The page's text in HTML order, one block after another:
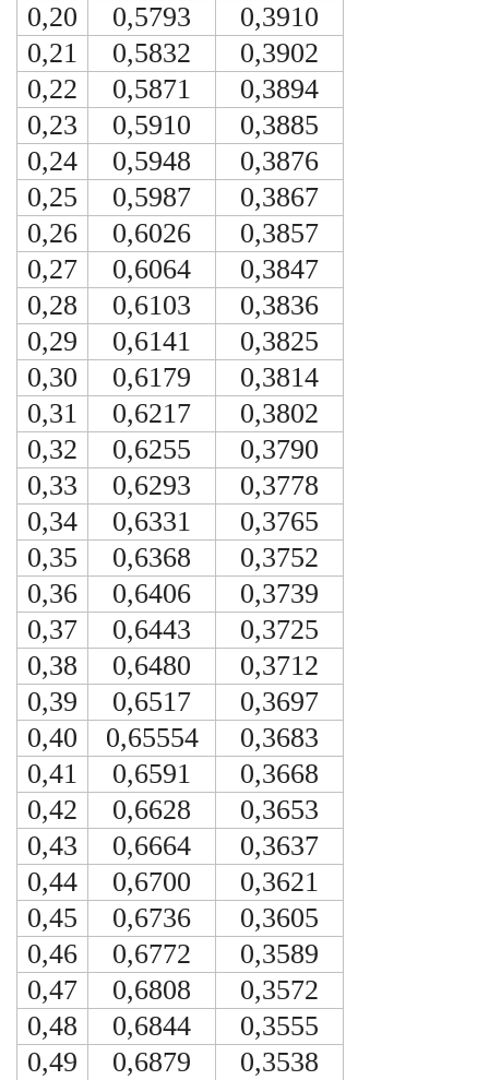
0,20
0,5793
0,3910
0,21
0,5832
0,3902
0,22
0,5871
0,3894
0,23
0,5910
0,3885
0,24
0,5948
0,3876
0,25
0,5987
0,3867
0,26
0,6026
0,3857
0,27
0,6064
0,3847
0,28
0,6103
0,3836
0,29
0,6141
0,3825
0,30
0,6179
0,3814
0,31
0,6217
0,3802
0,32
0,6255
0,3790
0,33
0,6293
0,3778
0,34
0,6331
0,3765
0,35
0,6368
0,3752
0,36
0,6406
0,3739
0,37
0,6443
0,3725
0,38
0,6480
0,3712
0,39
0,6517
0,3697
0,40
0,65554
0,3683
0,41
0,6591
0,3668
0,42
0,6628
0,3653
0,43
0,6664
0,3637
0,44
0,6700
0,3621
0,45
0,6736
0,3605
0,46
0,6772
0,3589
0,47
0,6808
0,3572
0,48
0,6844
0,3555
0,49
0,6879 0,3538